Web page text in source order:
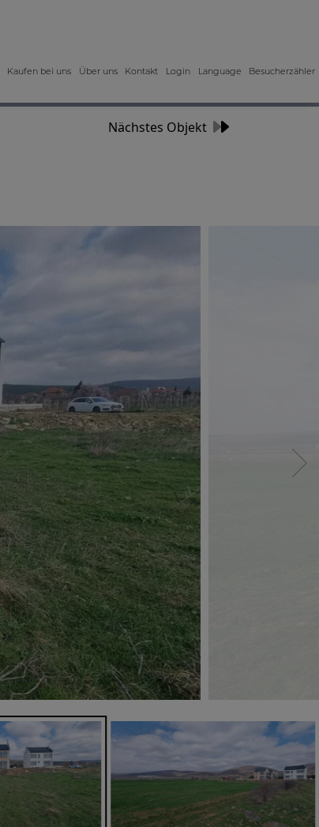
Kaufen bei uns Über uns Kontakt Login Language Besucherzähler
Nächstes Objekt
Consent Manager
HILFE
Um fortfahren zu können,müssen Sie eine
Auswahl treffen. Nachfolgend erhalten Sie
Erläuterung der verschiedenen Optionen und
Bedeutung.
Alles zulassen:
Jedes Cookie wie z.B. Tracking- und Analytische-
sowie Drittanbieter-Inhalte.
Auswahl erlauben:
Es werden nur Drittanbieter-Inhalte oder die
Arten zugelassen die Sie in den Checkboxen
haben.